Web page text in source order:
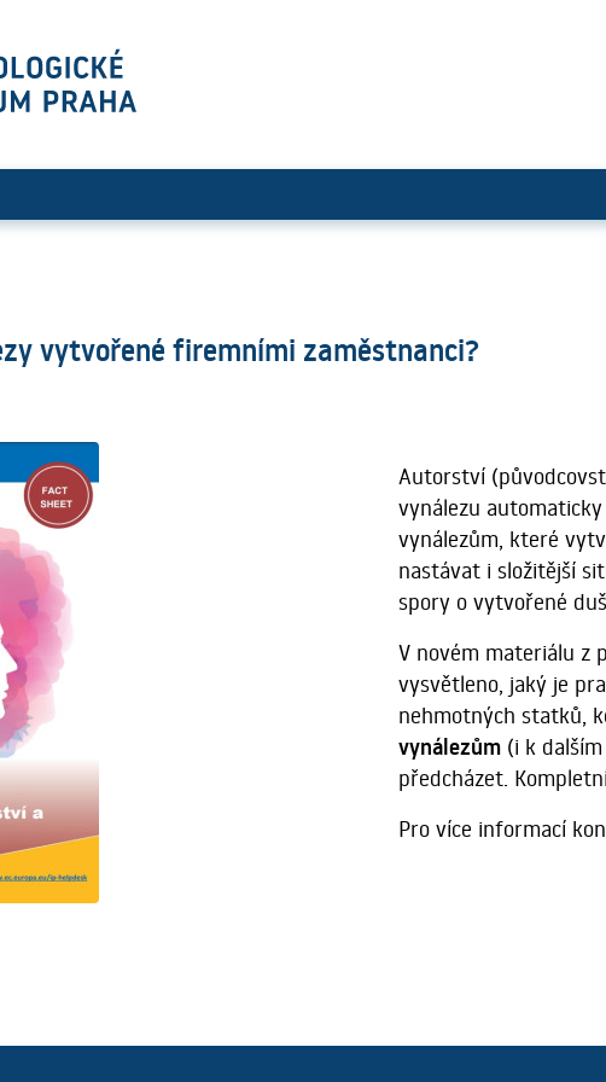
vytvořené firemními
vytvořené firemními zaměstnanci?
Autorství
vynálezu
vynálezům, které
nastávat i složitější
spory o vytvořené
V novém materiálu z
vysvětleno, jaký je
nehmotných statků,
vynálezům(i k dalším
předcházet.
Pro více informací